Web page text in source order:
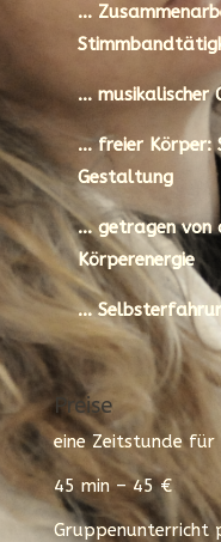
…
… musikalischer
… freier Körper:
Gestaltung
… getragen von
Körperenergie
…
Preise
eineZeitstunde für
45 min – 45 €
Gruppenunterricht